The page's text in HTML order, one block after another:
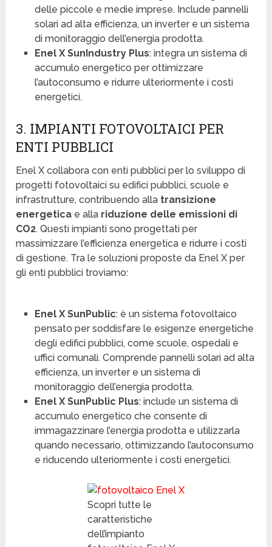
delle piccole e medie imprese. Include pannelli
solari ad alta efficienza, un inverter e un sistema
di monitoraggio dell’energia prodotta.
Enel X SunIndustry Plus: integra un sistema di
accumulo energetico per ottimizzare
l’autoconsumo e ridurre ulteriormente i costi
energetici.
3. IMPIANTI FOTOVOLTAICI PER
ENTI PUBBLICI
Enel X collabora con enti pubblici per lo sviluppo di
progetti fotovoltaici su edifici pubblici, scuole e
infrastrutture, contribuendo alla transizione
energetica e alla riduzione delle emissioni di
CO2. Questi impianti sono progettati per
massimizzare l’efficienza energetica e ridurre i costi
di gestione. Tra le soluzioni proposte da Enel X per
gli enti pubblici troviamo:
Enel X SunPublic: è un sistema fotovoltaico
pensato per soddisfare le esigenze energetiche
degli edifici pubblici, come scuole, ospedali e
uffici comunali. Comprende pannelli solari ad alta
efficienza, un inverter e un sistema di
monitoraggio dell’energia prodotta.
Enel X SunPublic Plus: include un sistema di
accumulo energetico che consente di
immagazzinare l’energia prodotta e utilizzarla
quando necessario, ottimizzando l’autoconsumo
e riducendo ulteriormente i costi energetici.
Scopri tutte le
caratteristiche
dell’impianto